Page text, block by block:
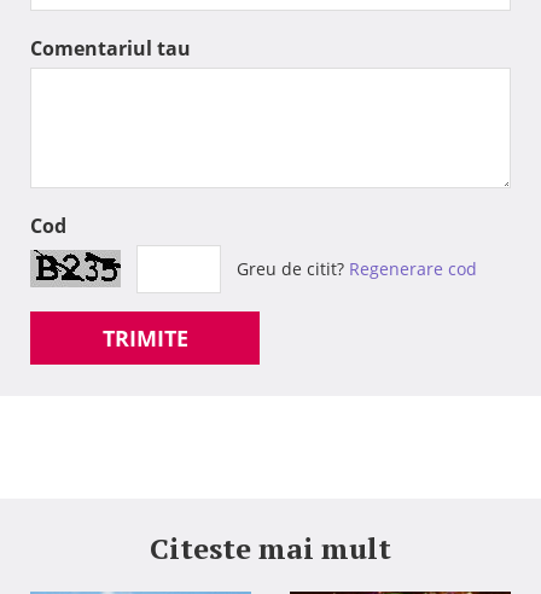
Comentariul tau
Cod
Greu de citit? Regenerare cod
TRIMITE
Citeste mai mult